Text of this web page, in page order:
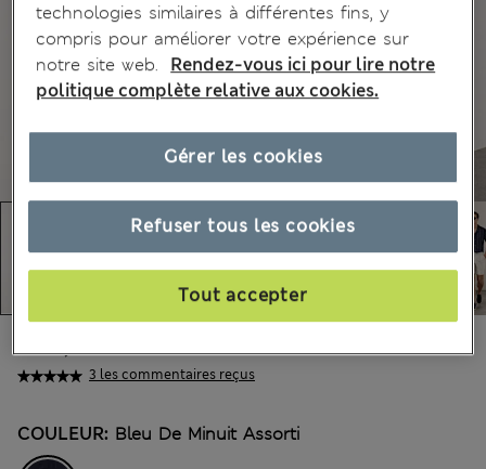
3 les commentaires reçus
COULEUR: Bleu De Minuit Assorti
technologies similaires à différentes fins, y
compris pour améliorer votre expérience sur
notre site web.
Rendez-vous ici pour lire notre
politique complète relative aux cookies.
Refuser tous les cookies
Tout accepter
Gérer les cookies